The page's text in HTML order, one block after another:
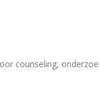
counseling,